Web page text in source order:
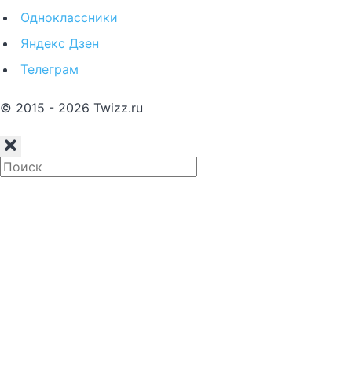
Одноклассники
Яндекс Дзен
Телеграм
© 2015 - 2026 Twizz.ru